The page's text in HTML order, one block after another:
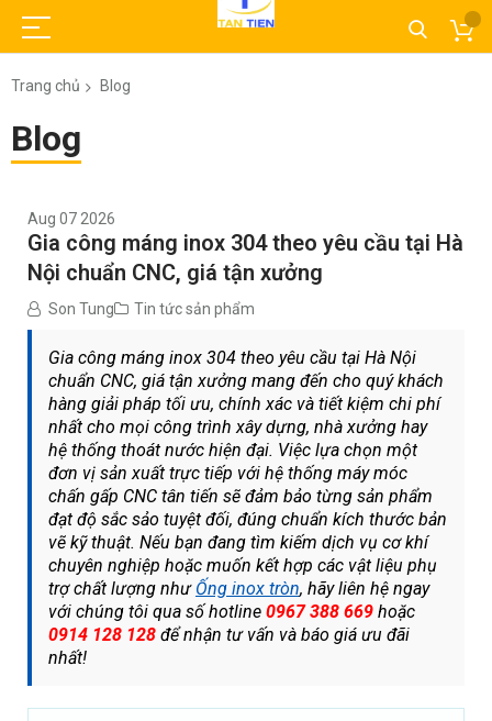
Trang chủ Blog
Blog
Aug 07 2026
Gia công máng inox 304 theo yêu cầu tại Hà
Nội chuẩn CNC, giá tận xưởng
Son Tung Tin tức sản phẩm
Gia công máng inox 304 theo yêu cầu tại Hà Nội
chuẩn CNC, giá tận xưởng mang đến cho quý khách
hàng giải pháp tối ưu, chính xác và tiết kiệm chi phí
nhất cho mọi công trình xây dựng, nhà xưởng hay
hệ thống thoát nước hiện đại. Việc lựa chọn một
đơn vị sản xuất trực tiếp với hệ thống máy móc
chấn gấp CNC tân tiến sẽ đảm bảo từng sản phẩm
đạt độ sắc sảo tuyệt đối, đúng chuẩn kích thước bản
vẽ kỹ thuật. Nếu bạn đang tìm kiếm dịch vụ cơ khí
chuyên nghiệp hoặc muốn kết hợp các vật liệu phụ
trợ chất lượng như Ống inox tròn, hãy liên hệ ngay
với chúng tôi qua số hotline 0967 388 669 hoặc
0914 128 128 để nhận tư vấn và báo giá ưu đãi
nhất!